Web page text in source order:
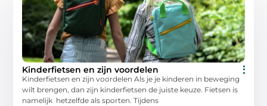
Kinderfietsen en zijn voordelen
Kinderfietsen en zijn voordelen Als je je kinderen in beweging
wilt brengen, dan zijn kinderfietsen de juiste keuze. Fietsen is
namelijk hetzelfde als sporten. Tijdens